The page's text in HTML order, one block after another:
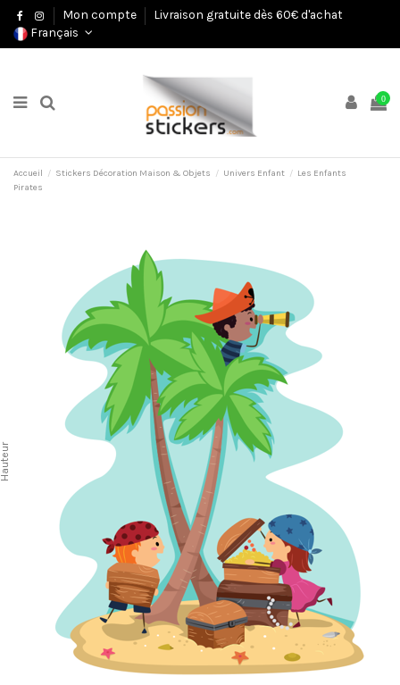
Mon compte
Livraison gratuite dès 60€ d'achat
Français
0
Accueil Stickers Décoration Maison & Objets Univers Enfant
Les Enfants
Pirates